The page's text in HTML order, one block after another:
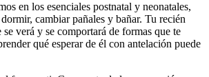
en los esenciales postnatal y neonatales,
cambiar pañales y bañar. Tu recién
verá y se comportará de formas que te
qué esperar de él con antelación puede